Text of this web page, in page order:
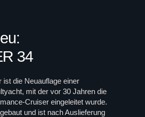
34
ist die Neuauflage einer
mit der vor 30 Jahren die
Cruiser eingeleitet wurde.
und ist nach Auslieferung